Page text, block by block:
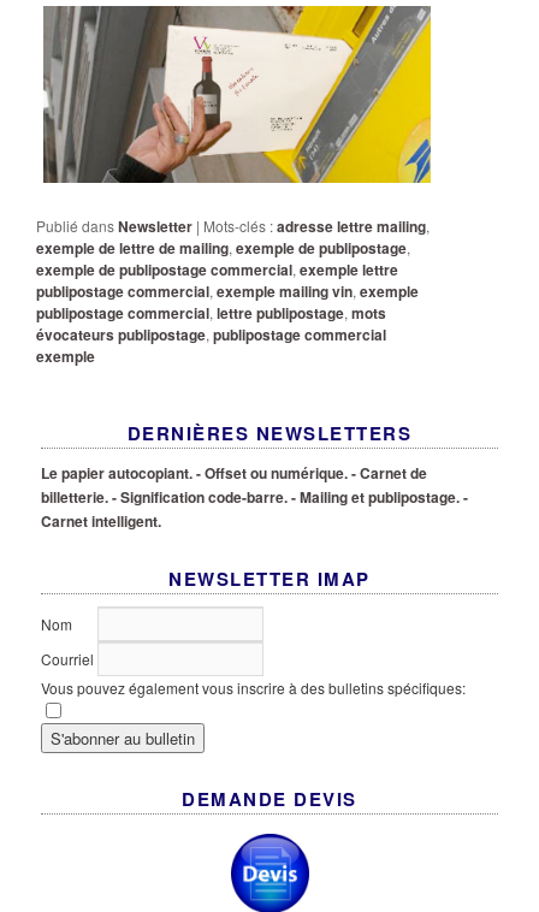
Publié dansNewsletter | Mots-clés :adresse lettre mailing,
exemple de lettre de mailing,exemple de publipostage,
exemple de publipostage commercial,exemple lettre
publipostage commercial,exemple mailing vin,exemple
publipostage commercial,lettre publipostage,mots
évocateurs publipostage,publipostage commercial
exemple
DERNIÈRES NEWSLETTERS
Le papier autocopiant.- Offset ou numérique.- Carnet de
billetterie.- Signification code-barre.- Mailing et publipostage.-
Carnet intelligent.
NEWSLETTER IMAP
Nom
Courriel
Vous pouvez également vous inscrire à des bulletins spécifiques:
DEMANDE DEVIS